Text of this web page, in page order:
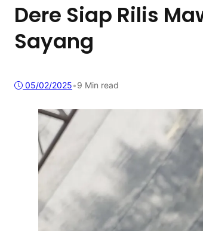
Dere Siap Rilis
Sayang
05/02/2025•9 Min read